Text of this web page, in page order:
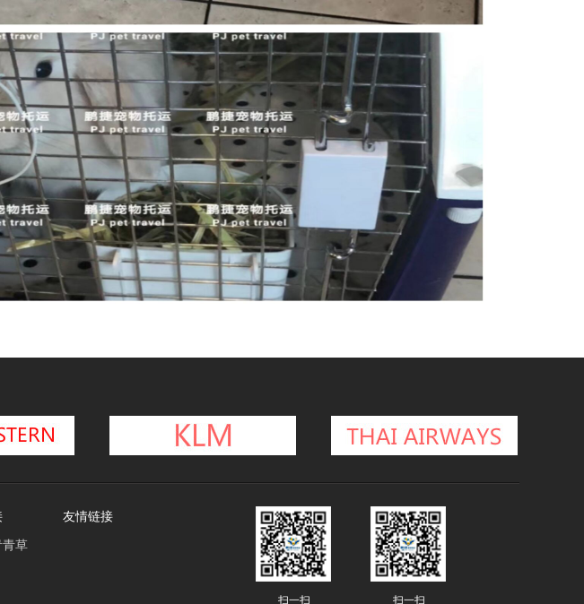
草
友情链接
扫一扫 扫一扫